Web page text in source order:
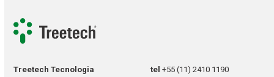
Treetech Tecnologia
tel+55 (11) 2410 1190